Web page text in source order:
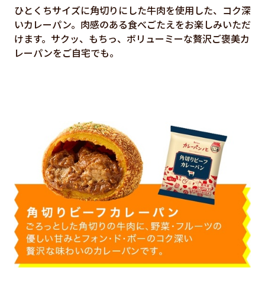
ひとくちサイズに角切りにした牛肉を使用した、コク深
いカレーパン。肉感のある食べごたえをお楽しみいただ
けます。サクッ、もちっ、ボリューミーな贅沢ご褒美カ
レーパンをご自宅でも。